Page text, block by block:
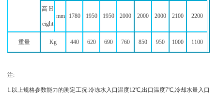
高 H
eight
mm 1780 1950 1950 2000 2000 2000 2100 2200
重量 Kg 440 620 690 760 850 950 1000 1100
注:
1. 以上规格参数能力的测定工况:冷冻水入口温度12℃,出口温度7℃,冷却水量入口